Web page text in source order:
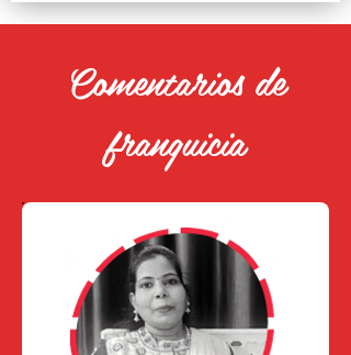
Comentarios de
franquicia